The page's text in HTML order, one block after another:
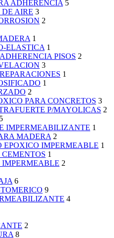
ADHERENCIA 5
AIRE 3
2
1
ELASTICA 1
PISOS 2
3
1
1
2
PARA CONCRETOS 3
P/MAYOLICAS 2
5
IMPERMEABILIZANTE 1
MADERA 2
EPOXICO IMPERMEABLE 1
1
2
6
9
4
2
8